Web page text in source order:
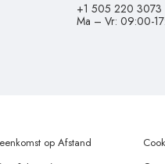
+1 505 220 3073
Ma – Vr: 09:00-
op Afstand